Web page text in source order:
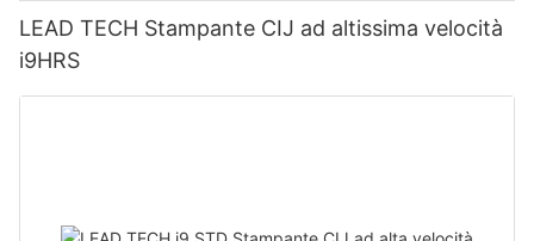
LEAD TECH Stampante CIJ ad altissima velocità
i9HRS